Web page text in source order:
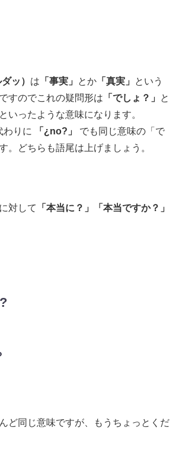
ッ） は 「事実」 とか 「真実」
という
すのでこれの疑問形は 「でしょ？」
と
といったような意味になります。
わりに
「¿no?」
でも同じ意味の「で
。どちらも語尾は上げましょう。
対して
「本当に？」「本当ですか？」
ど同じ意味ですが、もうちょっとくだ